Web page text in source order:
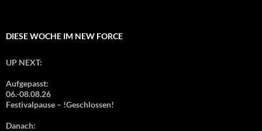
DIESE WOCHE IM NEW FORCE
UP NEXT:
Aufgepasst:
06.-08.08.26
Festivalpause – !Geschlossen!
Danach: